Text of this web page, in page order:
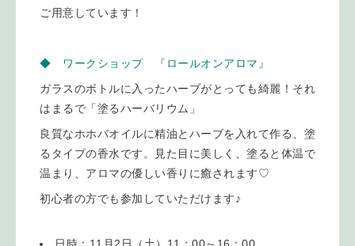
ご用意しています！
◆ ワークショップ 『ロールオンアロマ』
ガラスのボトルに入ったハーブがとっても綺麗！それ
はまるで「塗るハーバリウム」
良質なホホバオイルに精油とハーブを入れて作る、塗
るタイプの香水です。見た目に美しく、塗ると体温で
温まり、アロマの優しい香りに癒されます♡
初心者の方でも参加していただけます♪